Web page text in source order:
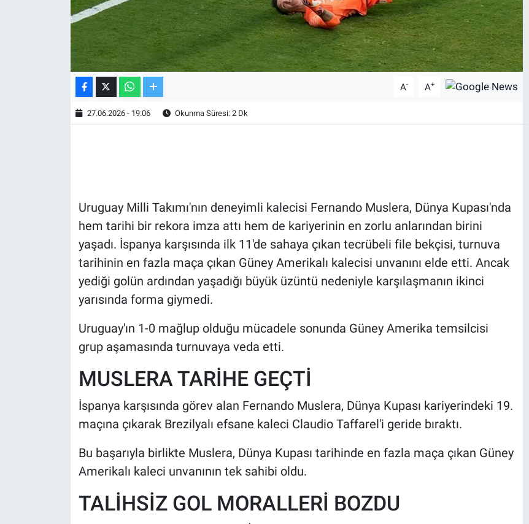
A- A+
27.06.2026 - 19:06 Okunma Süresi: 2 Dk
Uruguay Milli Takımı'nın deneyimli kalecisi Fernando Muslera, Dünya Kupası'nda
hem tarihi bir rekora imza attı hem de kariyerinin en zorlu anlarından birini
yaşadı. İspanya karşısında ilk 11'de sahaya çıkan tecrübeli file bekçisi, turnuva
tarihinin en fazla maça çıkan Güney Amerikalı kalecisi unvanını elde etti. Ancak
yediği golün ardından yaşadığı büyük üzüntü nedeniyle karşılaşmanın ikinci
yarısında forma giymedi.
Uruguay'ın 1-0 mağlup olduğu mücadele sonunda Güney Amerika temsilcisi
grup aşamasında turnuvaya veda etti.
MUSLERA TARİHE GEÇTİ
İspanya karşısında görev alan Fernando Muslera, Dünya Kupası kariyerindeki 19.
maçına çıkarak Brezilyalı efsane kaleci Claudio Taffarel'i geride bıraktı.
Bu başarıyla birlikte Muslera, Dünya Kupası tarihinde en fazla maça çıkan Güney
Amerikalı kaleci unvanının tek sahibi oldu.
TALİHSİZ GOL MORALLERİ BOZDU
EKONOMİ
MAGAZİN
Bilim, Teknoloji